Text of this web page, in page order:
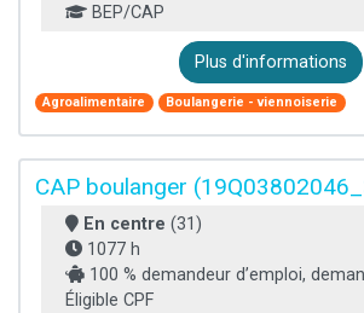
BEP/CAP
Plus d'informations
Agroalimentaire Boulangerie - viennoiserie
CAP boulanger
En centre (31)
1077 h
100 % demandeur d’emploi,
Éligible CPF